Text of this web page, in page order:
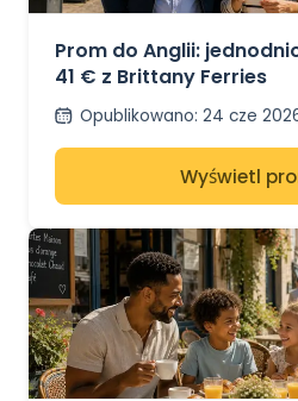
Prom do Anglii:
41 € z Brittany Ferries
Opublikowano: 24 cze
Wyświetl